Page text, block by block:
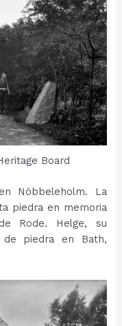
Board
Nöbbeleholm. La
piedra en memoria
Rode. Helge, su
piedra en Bath,